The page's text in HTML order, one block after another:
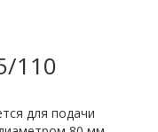
110
для подачи